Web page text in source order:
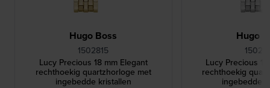
Hugo Boss
1502815
Lucy Precious 18 mm Elegant
rechthoekig quartzhorloge met
ingebedde kristallen
Hugo
Lucy Precious
rechthoekig
ingebedde